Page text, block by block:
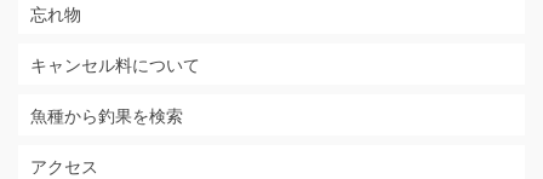
忘れ物
キャンセル料について
魚種から釣果を検索
アクセス